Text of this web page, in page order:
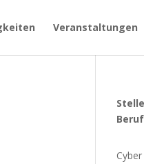
Veranstaltungen